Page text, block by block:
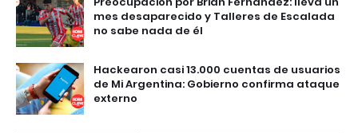
mes desaparecido y Talleres de Escalada
no sabe nada de él
Hackearon casi 13.000 cuentas de usuarios
de Mi Argentina: Gobierno confirma ataque
externo